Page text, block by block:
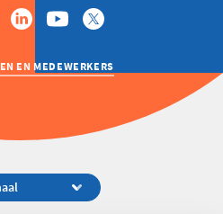
EN MEDEWERKERS